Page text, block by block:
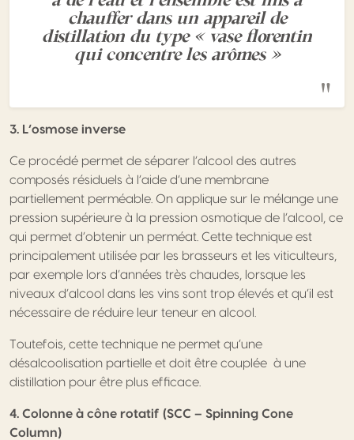
chauffer dans un appareil de
distillation du type « vase florentin
qui concentre les arômes »
3. L’osmose inverse
Ce procédé permet de séparer l’alcool des autres
composés résiduels à l’aide d’une membrane
partiellement perméable. On applique sur le mélange une
pression supérieure à la pression osmotique de l’alcool, ce
qui permet d’obtenir un perméat. Cette technique est
principalement utilisée par les brasseurs et les viticulteurs,
par exemple lors d’années très chaudes, lorsque les
niveaux d’alcool dans les vins sont trop élevés et qu’il est
nécessaire de réduire leur teneur en alcool.
Toutefois, cette technique ne permet qu’une
désalcoolisation partielle et doit être couplée à une
distillation pour être plus efficace.
4. Colonne à cône rotatif (SCC – Spinning Cone
Column)